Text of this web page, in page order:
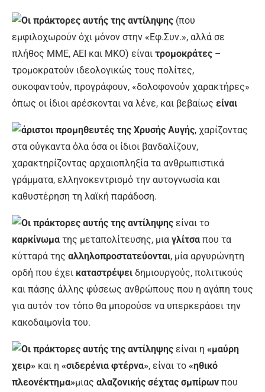
Οι πράκτορες αυτής της αντίληψης (που
εμφιλοχωρούν όχι μόνον στην «Εφ.Συν.», αλλά σε
πλήθος ΜΜΕ, ΑΕΙ και ΜΚΟ) είναι τρομοκράτες –
τρομοκρατούν ιδεολογικώς τους πολίτες,
συκοφαντούν, προγράφουν, «δολοφονούν χαρακτήρες»
όπως οι ίδιοι αρέσκονται να λένε, και βεβαίως είναι
άριστοι προμηθευτές της Χρυσής Αυγής, χαρίζοντας
στα ούγκαντα όλα όσα οι ίδιοι βανδαλίζουν,
χαρακτηρίζοντας αρχαιοπληξία τα ανθρωπιστικά
γράμματα, ελληνοκεντρισμό την αυτογνωσία και
καθυστέρηση τη λαϊκή παράδοση.
Οι πράκτορες αυτής της αντίληψης είναι το
καρκίνωμα της μεταπολίτευσης, μια γλίτσα που τα
κύτταρά της αλληλοπροστατεύονται, μία αργυρώνητη
ορδή που έχει καταστρέψει δημιουργούς, πολιτικούς
και πάσης άλλης φύσεως ανθρώπους που η αγάπη τους
για αυτόν τον τόπο θα μπορούσε να υπερκεράσει την
κακοδαιμονία του.
Οι πράκτορες αυτής της αντίληψης είναι η «μαύρη
χειρ» και η «σιδερένια φτέρνα», είναι το «ηθικό
πλεονέκτημα»μιας αλαζονικής σέχτας σμπίρων που